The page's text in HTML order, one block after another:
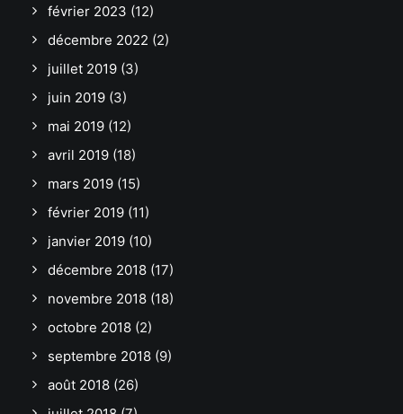
février 2023 (12)
décembre 2022 (2)
juillet 2019 (3)
juin 2019 (3)
mai 2019 (12)
avril 2019 (18)
mars 2019 (15)
février 2019 (11)
janvier 2019 (10)
décembre 2018 (17)
novembre 2018 (18)
octobre 2018 (2)
septembre 2018 (9)
août 2018 (26)